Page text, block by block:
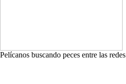
Pelícanos buscando peces entre las redes